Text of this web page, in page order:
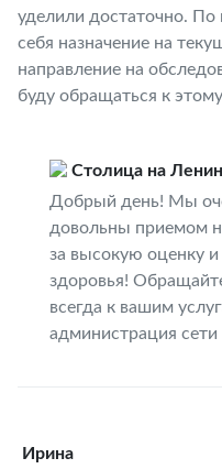
уделили достаточно. По
себя назначение на
направление на
буду обращаться к
Столица на
Добрый день! Мы
довольны приемом
за высокую оценку
здоровья!
всегда к вашим
администрация
Ирина